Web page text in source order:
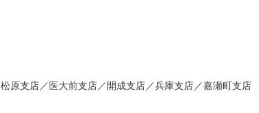
原支店／医大前支店／開成支店／兵庫支店／嘉瀬町支店